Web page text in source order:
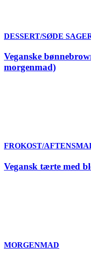
DESSERT/SØDE
Veganske
morgenmad)
FROKOST/
Vegansk tærte med
MORGENMAD